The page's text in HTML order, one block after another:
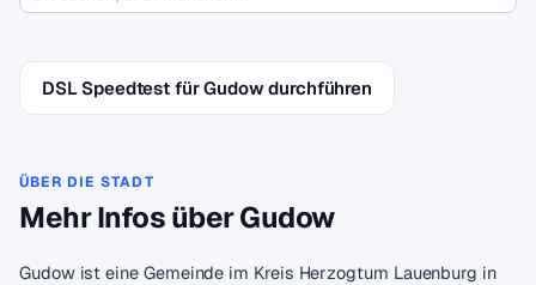
DSL Speedtest für Gudow durchführen
ÜBER DIE STADT
Mehr Infos über Gudow
Gudow ist eine Gemeinde im Kreis Herzogtum Lauenburg in